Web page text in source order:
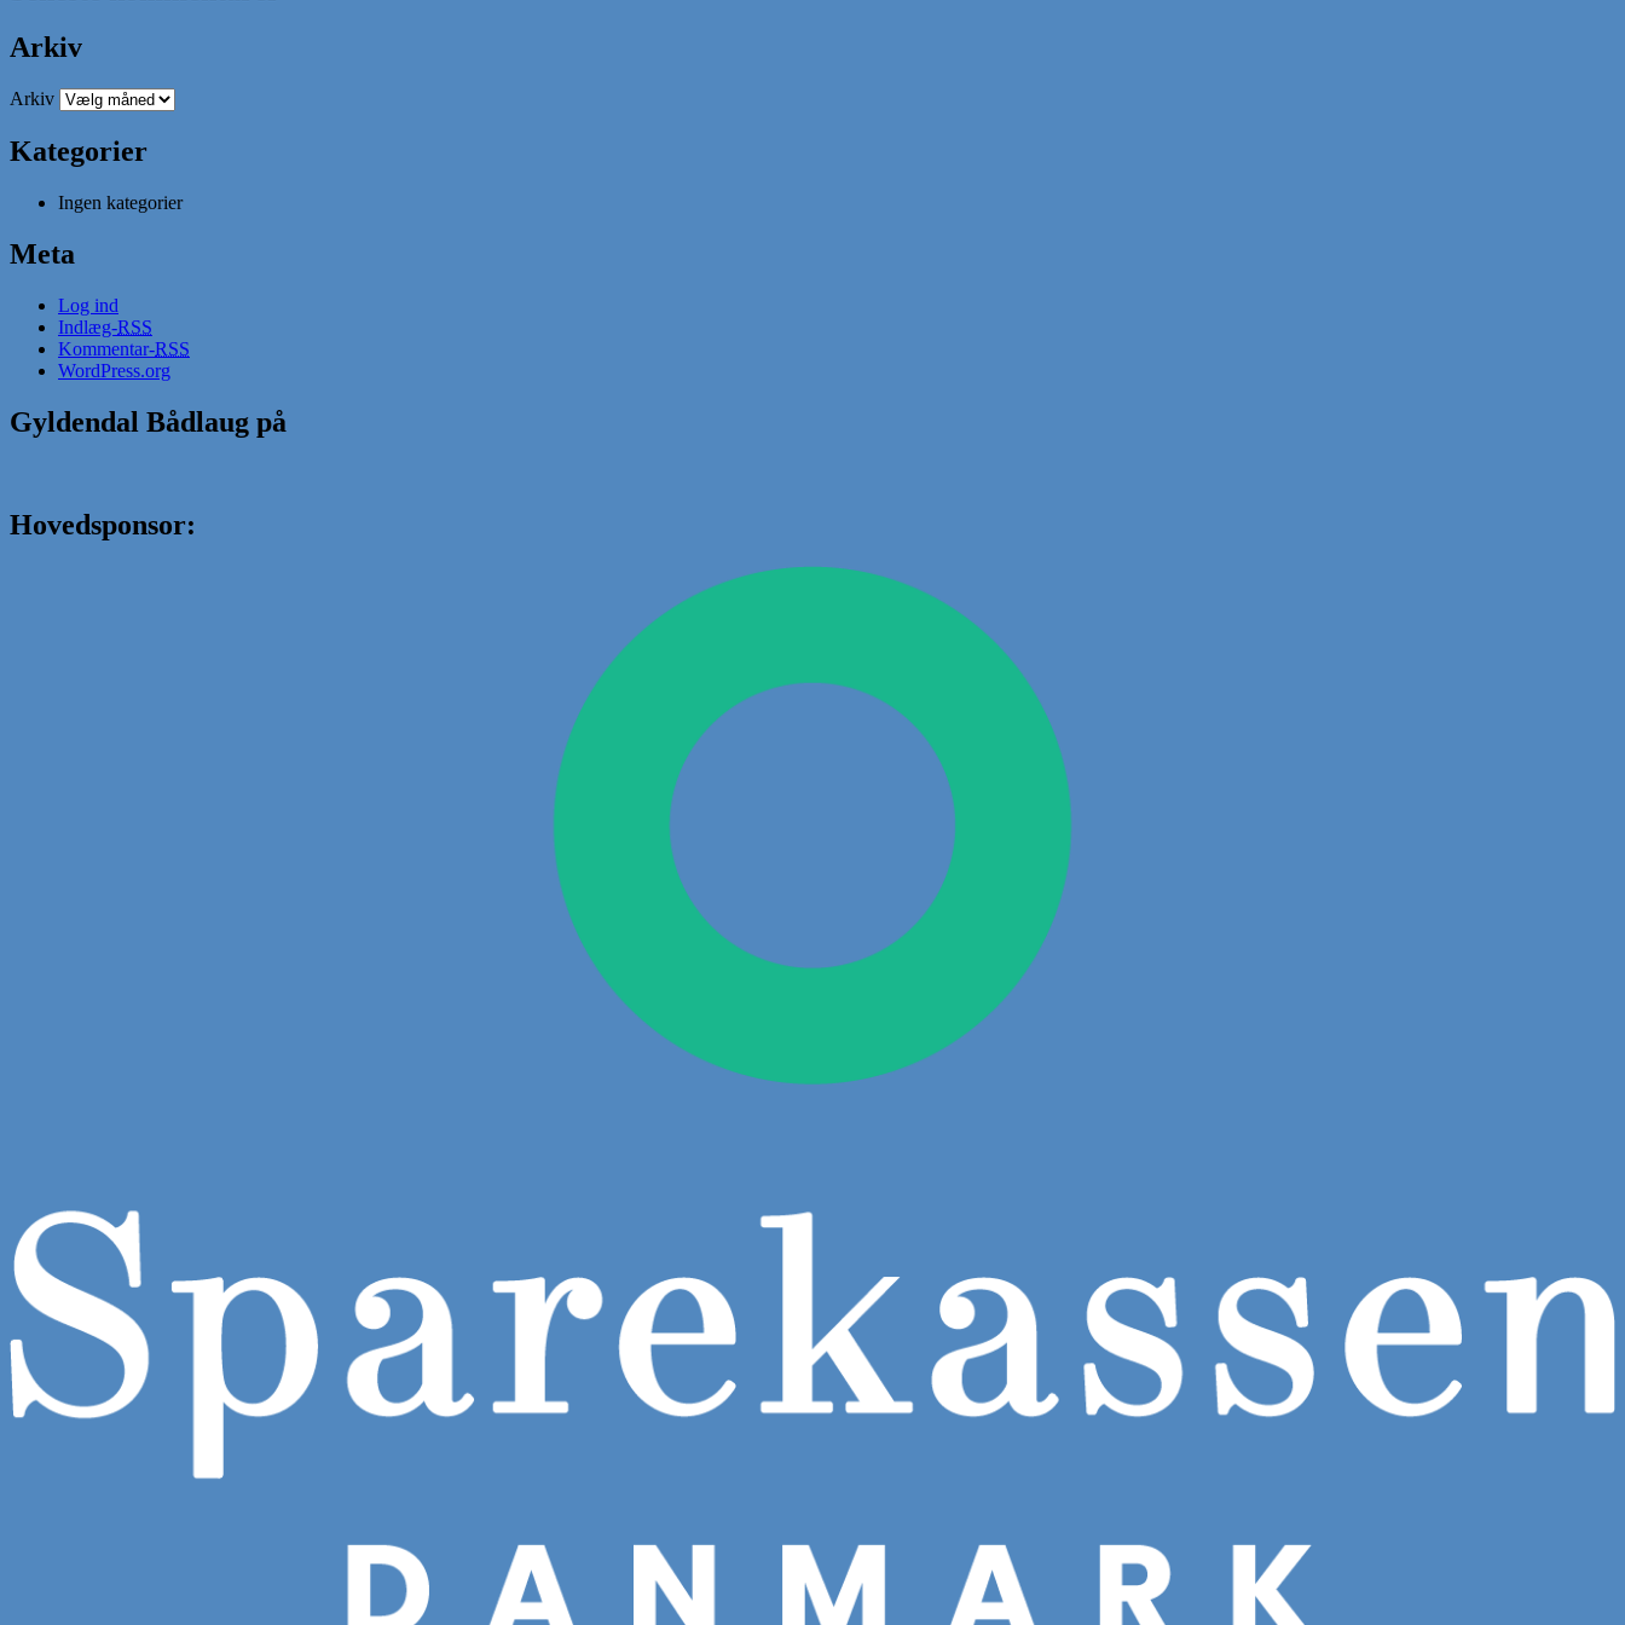
Arkiv
Arkiv
Kategorier
Ingen kategorier
Meta
Log ind
Indlæg-RSS
Kommentar-RSS
WordPress.org
Gyldendal Bådlaug på
Hovedsponsor: